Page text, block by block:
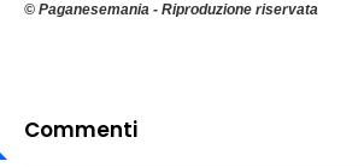
© Paganesemania - Riproduzione riservata
Commenti